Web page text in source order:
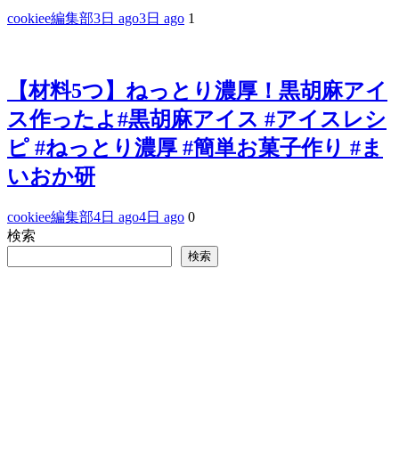
cookiee編集部3日 ago3日 ago 1
【材料5つ】ねっとり濃厚！黒胡麻アイ
ス作ったよ#黒胡麻アイス #アイスレシ
ピ #ねっとり濃厚 #簡単お菓子作り #ま
いおか研
cookiee編集部4日 ago4日 ago 0
検索
検索